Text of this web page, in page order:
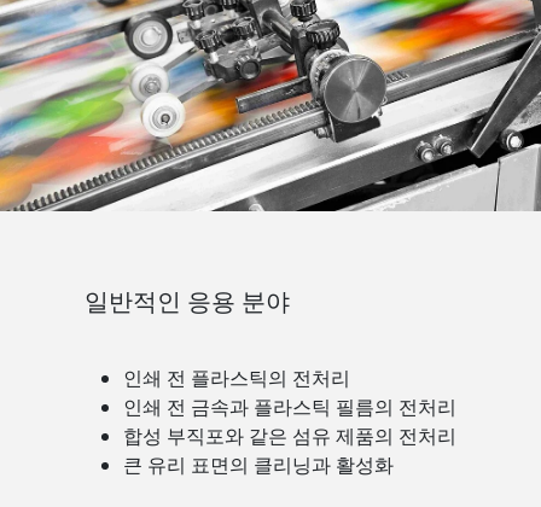
일반적인 응용 분야
인쇄 전 플라스틱의 전처리
인쇄 전 금속과 플라스틱 필름의 전처리
합성 부직포와 같은 섬유 제품의 전처리
큰 유리 표면의 클리닝과 활성화